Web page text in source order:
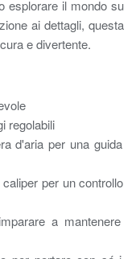
esplorare il mondo su
ai dettagli, questa
e divertente.
regolabili
d'aria per una guida
per un controllo
a mantenere